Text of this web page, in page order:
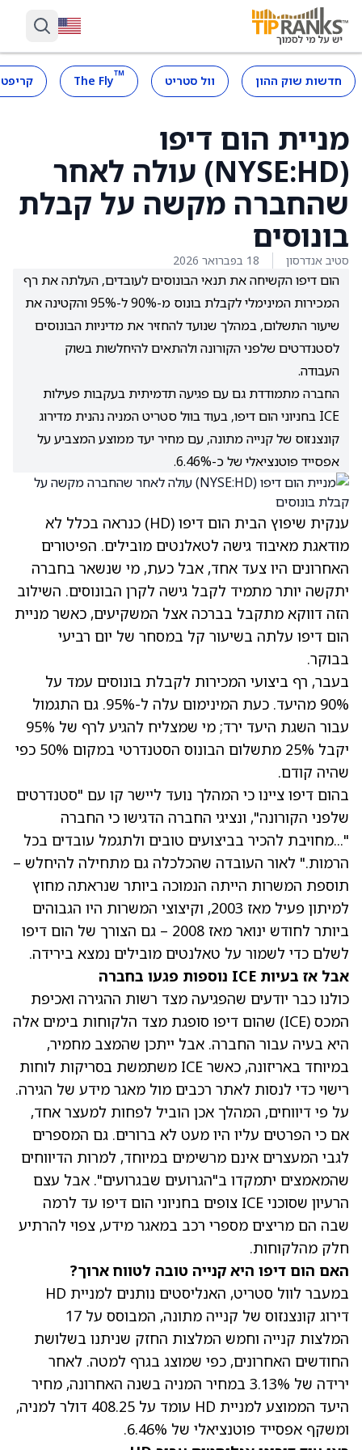
חדשות שוק ההון וול סטריט ™
The Fly
מניית הום דיפו
(NYSE:HD) עולה לאחר
שהחברה מקשה על קבלת
בונוסים
סטיב אנדרסון 18 בפברואר 2026
הום דיפו הקשיחה את תנאי הבונוסים לעובדים, העלתה את רף
המכירות המינימלי לקבלת בונוס מ-90% ל-95% והקטינה את
שיעור התשלום, במהלך שנועד להחזיר את מדיניות הבונוסים
לסטנדרטים שלפני הקורונה ולהתאים להיחלשות בשוק
העבודה.
החברה מתמודדת גם עם פגיעה תדמיתית בעקבות פעילות
ICE בחניוני הום דיפו, בעוד בוול סטריט המניה נהנית מדירוג
קונצנזוס של קנייה מתונה, עם מחיר יעד ממוצע המצביע על
אפסייד פוטנציאלי של כ-6.46%.
ענקית שיפוץ הבית הום דיפו (HD)
כנראה בכלל לא
מודאגת מאיבוד גישה לטאלנטים מובילים. הפיטורים
האחרונים היו צעד אחד, אבל כעת, מי שנשאר בחברה
יתקשה יותר מתמיד לקבל גישה לקרן הבונוסים. השילוב
הזה דווקא מתקבל בברכה אצל המשקיעים, כאשר מניית
הום דיפו עלתה בשיעור קל במסחר של יום רביעי
בבוקר.
בעבר, רף ביצועי המכירות לקבלת בונוסים עמד על
90% מהיעד. כעת המינימום עלה ל-95%. גם התגמול
עבור השגת היעד ירד; מי שמצליח להגיע לרף של 95%
יקבל 25% מתשלום הבונוס הסטנדרטי במקום 50% כפי
שהיה קודם.
בהום דיפו ציינו כי המהלך נועד ליישר קו עם "סטנדרטים
שלפני הקורונה", ונציגי החברה הדגישו כי החברה
"...מחויבת להכיר בביצועים טובים ולתגמל עובדים בכל
הרמות." לאור העובדה שהכלכלה גם מתחילה להיחלש –
תוספת המשרות הייתה הנמוכה ביותר שנראתה מחוץ
למיתון פעיל מאז 2003, וקיצוצי המשרות היו הגבוהים
ביותר לחודש ינואר מאז 2008 – גם הצורך של הום דיפו
לשלם כדי לשמור על טאלנטים מובילים נמצא בירידה.
אבל אז בעיות ICE נוספות פגעו בחברה
כולנו כבר יודעים שהפגיעה מצד רשות ההגירה ואכיפת
המכס (ICE) שהום דיפו סופגת מצד הלקוחות בימים אלה
היא בעיה עבור החברה. אבל ייתכן שהמצב מחמיר,
במיוחד באריזונה, כאשר ICE משתמשת בסריקות לוחות
רישוי כדי לנסות לאתר רכבים מול מאגר מידע של הגירה.
על פי דיווחים, המהלך אכן הוביל לפחות למעצר אחד,
אם כי הפרטים עליו היו מעט לא ברורים. גם המספרים
לגבי המעצרים אינם מרשימים במיוחד, למרות הדיווחים
שהמאמצים יתמקדו ב"הגרועים שבגרועים". אבל עצם
הרעיון שסוכני ICE צופים בחניוני הום דיפו עד לרמה
שבה הם מריצים מספרי רכב במאגר מידע, צפוי להרתיע
חלק מהלקוחות.
האם הום דיפו היא קנייה טובה לטווח ארוך?
במעבר לוול סטריט, האנליסטים נותנים למניית HD
דירוג קונצנזוס של קנייה מתונה, המבוסס על 17
המלצות קנייה וחמש המלצות החזק שניתנו בשלושת
החודשים האחרונים, כפי שמוצג בגרף למטה. לאחר
ירידה של 3.13% במחיר המניה
בשנה האחרונה, מחיר
היעד הממוצע למניית HD
עומד על 408.25 דולר למניה,
ומשקף אפסייד פוטנציאלי של 6.46%.